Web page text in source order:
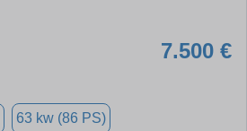
7.500 €
63 kw (86 PS)